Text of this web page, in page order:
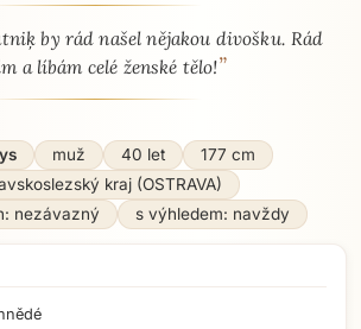
profilby rád našel nějakou divošku. Rád
a líbám celé ženské tělo!”
muž 40 let
177 cm
kraj (OSTRAVA)
nezávazný
s výhledem: navždy